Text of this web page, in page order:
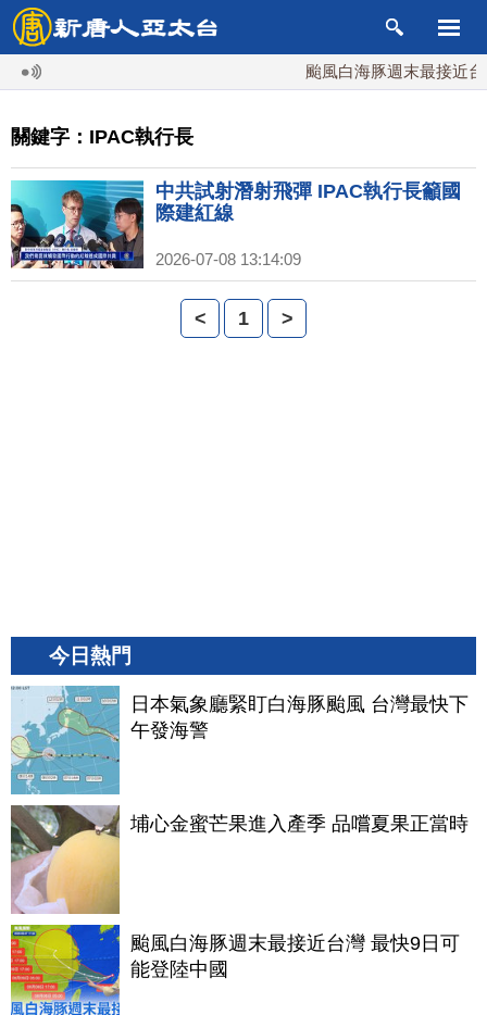
颱風白海豚週末最接近台
關鍵字：IPAC執行長
中共試射潛射飛彈 IPAC執行長籲國
際建紅線
2026-07-08 13:14:09
< 1 >
今日熱門
日本氣象廳緊盯白海豚颱風 台灣最快下
午發海警
埔心金蜜芒果進入產季 品嚐夏果正當時
颱風白海豚週末最接近台灣 最快9日可
能登陸中國